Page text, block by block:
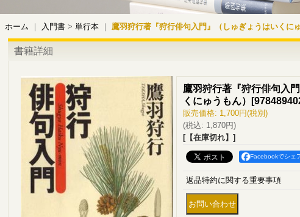
ホーム ｜ 入門書 > 単行本 ｜ 鷹羽狩行著『狩行俳句入門』（しゅぎょうはいくに
書籍詳細
鷹羽狩行著『狩行俳句入
くにゅうもん）
[
販売価格: 1,700円(税別)
(税込: 1,870円)
[【在庫切れ】]
Facebookでシェ
返品特約に関する重要事項